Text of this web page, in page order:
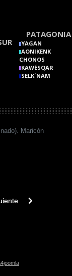
PATAGONIA
YAGAN
AONIKENK
CHONOS
KAWÉSQAR
SELK´NAM
Maricón
article: Afianzar. Afirmar